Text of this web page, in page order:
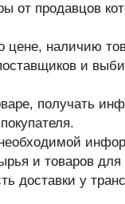
от продавцов
наличию
и
получать
и товаров для
доставки у